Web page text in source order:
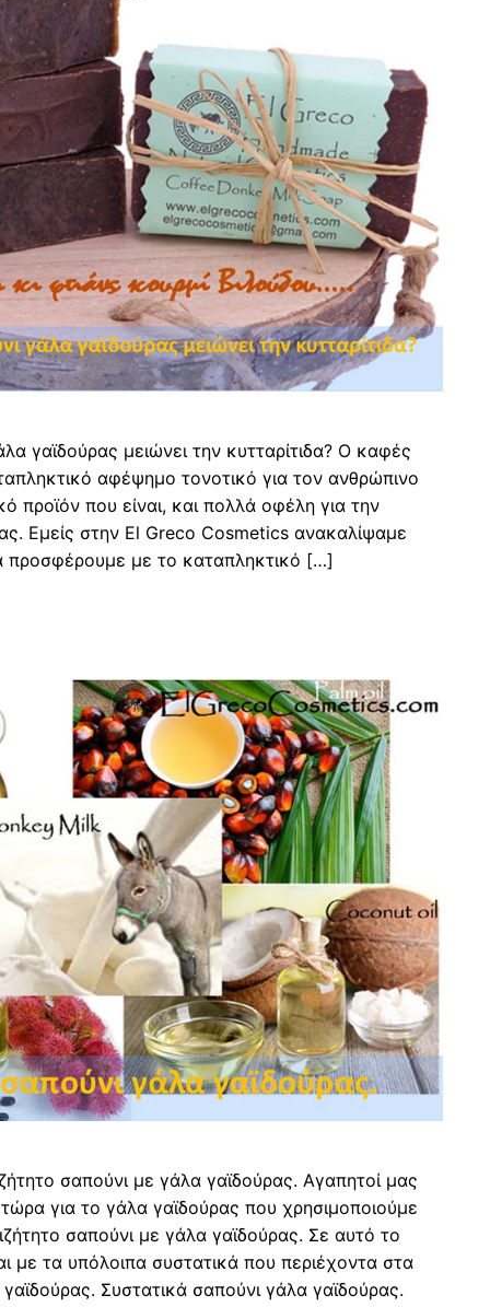
γαϊδούρας μειώνει την κυτταρίτιδα? Ο καφές
αφέψημο τονοτικό για τον ανθρώπινο
προϊόν που είναι, και πολλά οφέλη για την
Εμείς στην El Greco Cosmetics ανακαλίψαμε
προσφέρουμε με το καταπληκτικό […]
σαπούνι με γάλα γαϊδούρας. Αγαπητοί μας
για το γάλα γαϊδούρας που χρησιμοποιούμε
σαπούνι με γάλα γαϊδούρας. Σε αυτό το
με τα υπόλοιπα συστατικά που περιέχοντα στα
Συστατικά σαπούνι γάλα γαϊδούρας.